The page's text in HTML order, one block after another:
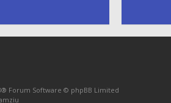
® Forum Software © phpBB Limited